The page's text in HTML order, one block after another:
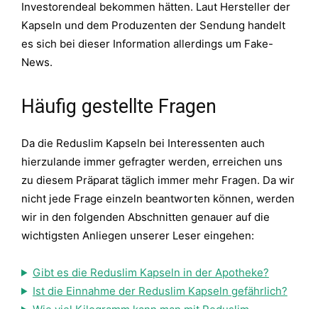
Investorendeal bekommen hätten. Laut Hersteller der
Kapseln und dem Produzenten der Sendung handelt
es sich bei dieser Information allerdings um Fake-
News.
Häufig gestellte Fragen
Da die Reduslim Kapseln bei Interessenten auch
hierzulande immer gefragter werden, erreichen uns
zu diesem Präparat täglich immer mehr Fragen. Da wir
nicht jede Frage einzeln beantworten können, werden
wir in den folgenden Abschnitten genauer auf die
wichtigsten Anliegen unserer Leser eingehen:
Gibt es die Reduslim Kapseln in der Apotheke?
Ist die Einnahme der Reduslim Kapseln gefährlich?